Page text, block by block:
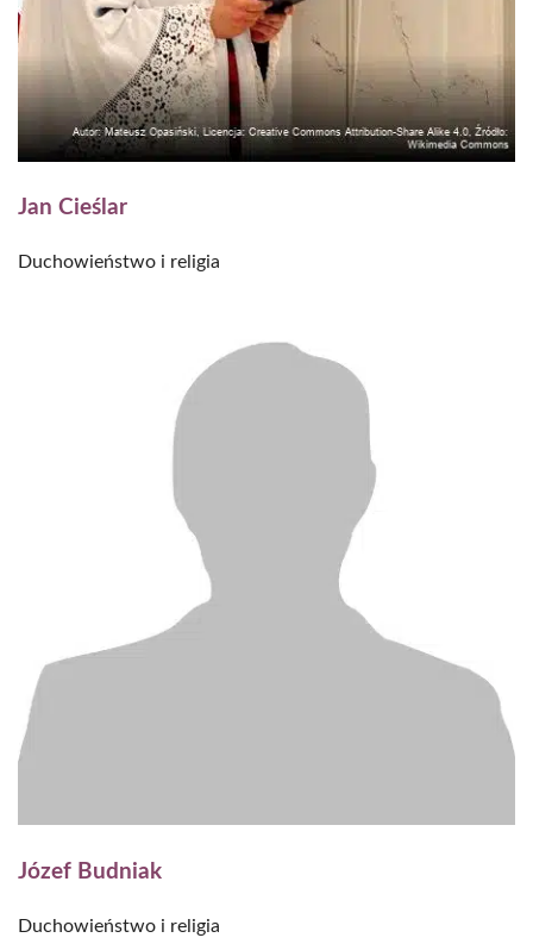
Jan Cieślar
Duchowieństwo i religia
Józef Budniak
Duchowieństwo i religia